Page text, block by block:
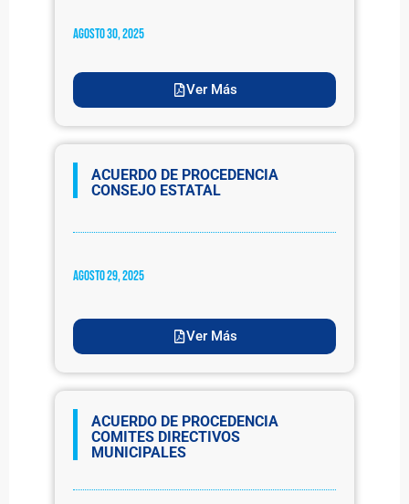
agosto 30, 2025
Ver Más
ACUERDO DE PROCEDENCIA
CONSEJO ESTATAL
agosto 29, 2025
Ver Más
ACUERDO DE PROCEDENCIA
COMITES DIRECTIVOS
MUNICIPALES